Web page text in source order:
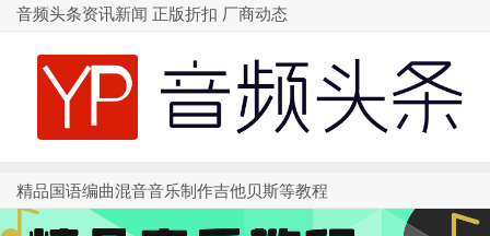
音频头条资讯新闻 正版折扣 厂商动态
精品国语编曲混音音乐制作吉他贝斯等教程